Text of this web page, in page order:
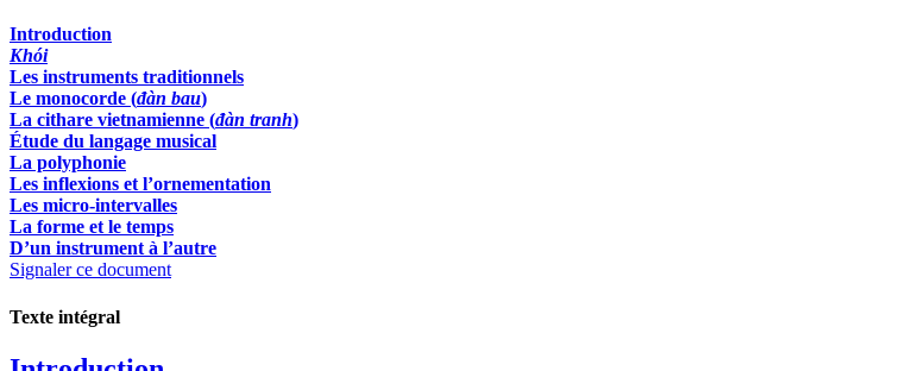
Introduction
Khói
Les instruments traditionnels
Le monocorde (đàn bau)
La cithare vietnamienne (đàn tranh)
Étude du langage musical
La polyphonie
Les inflexions et l’ornementation
Les micro-intervalles
La forme et le temps
D’un instrument à l’autre
Signaler ce document
Texte intégral